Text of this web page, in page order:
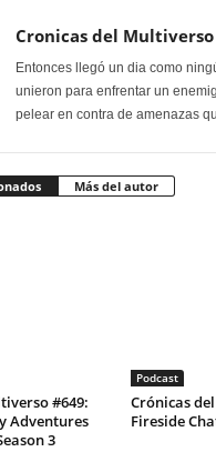
Cronicas del Multiverso
Entonces llegó un dia como
unieron para enfrentar un
pelear en contra de amenazas
Más del autor
#649:
Adventures
3
Podcast
Crónicas
Fireside